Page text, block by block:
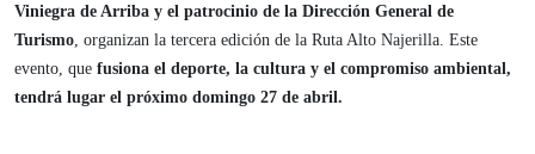
Viniegra de Arriba y el patrocinio de la Dirección General de
Turismo , organizan la tercera edición de la Ruta Alto Najerilla. Este
evento, que fusiona el deporte, la cultura y el compromiso ambiental,
tendrá lugar el próximo domingo 27 de abril.